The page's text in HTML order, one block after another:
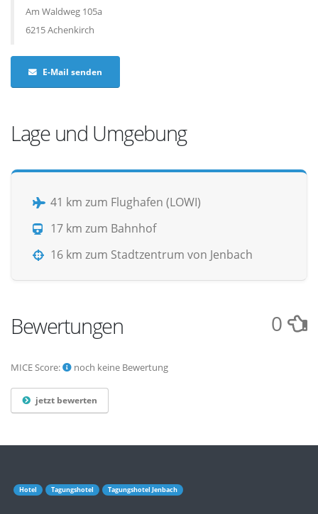
Am Waldweg 105a
6215 Achenkirch
E-Mail senden
Lage und Umgebung
41 km zum Flughafen (LOWI)
17 km zum Bahnhof
16 km zum Stadtzentrum von Jenbach
Bewertungen 0
MICE Score: noch keine Bewertung
jetzt bewerten
Hotel Tagungshotel Tagungshotel Jenbach